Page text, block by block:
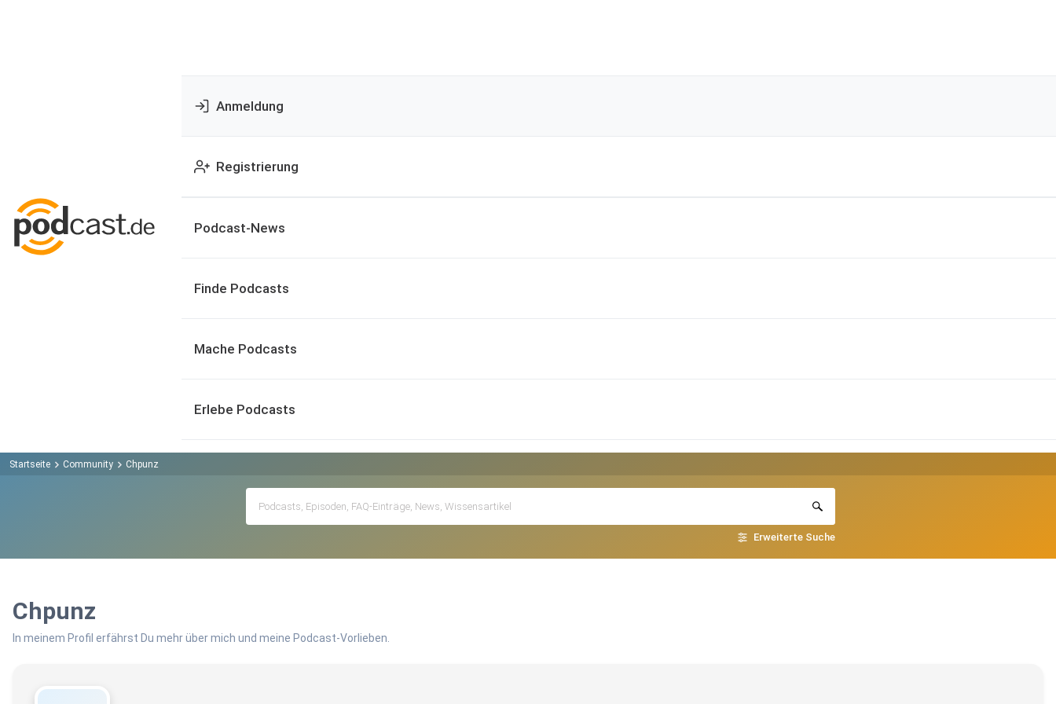
Anmeldung
Registrierung
Podcast-News
Finde Podcasts
Mache Podcasts
Erlebe Podcasts
Startseite Community Chpunz
Erweiterte Suche
Chpunz
In meinem Profil erfährst Du mehr über mich und meine Podcast-Vorlieben.